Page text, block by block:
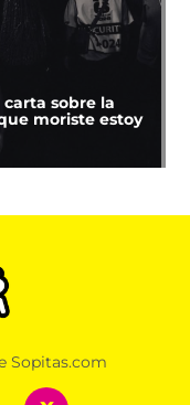
sobre la
moriste estoy
de todo sobre su
Sopitas.com